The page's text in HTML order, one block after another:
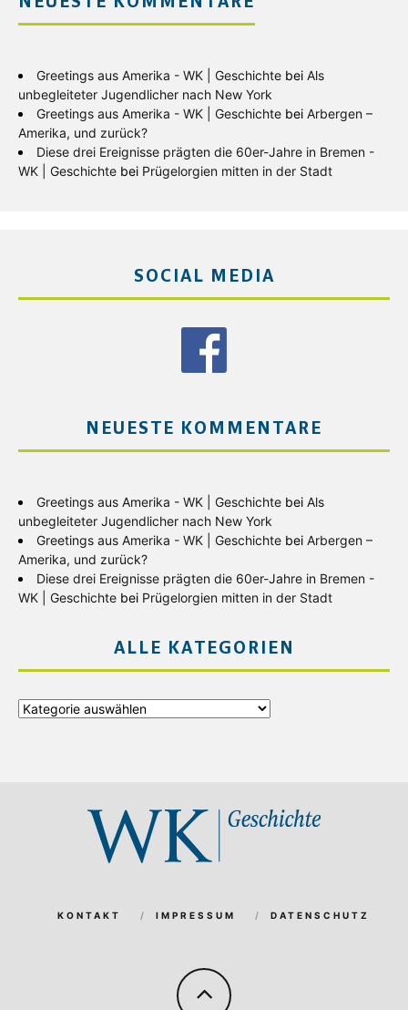
Greetings aus Amerika - WK | Geschichte bei Als
unbegleiteter Jugendlicher nach New York
Greetings aus Amerika - WK | Geschichte bei Arbergen –
Amerika, und zurück?
Diese drei Ereignisse prägten die 60er-Jahre in Bremen -
WK | Geschichte bei Prügelorgien mitten in der Stadt
SOCIAL MEDIA
NEUESTE KOMMENTARE
Greetings aus Amerika - WK | Geschichte bei Als
unbegleiteter Jugendlicher nach New York
Greetings aus Amerika - WK | Geschichte bei Arbergen –
Amerika, und zurück?
Diese drei Ereignisse prägten die 60er-Jahre in Bremen -
WK | Geschichte bei Prügelorgien mitten in der Stadt
ALLE KATEGORIEN
Alle
KONTAKT IMPRESSUM DATENSCHUTZ